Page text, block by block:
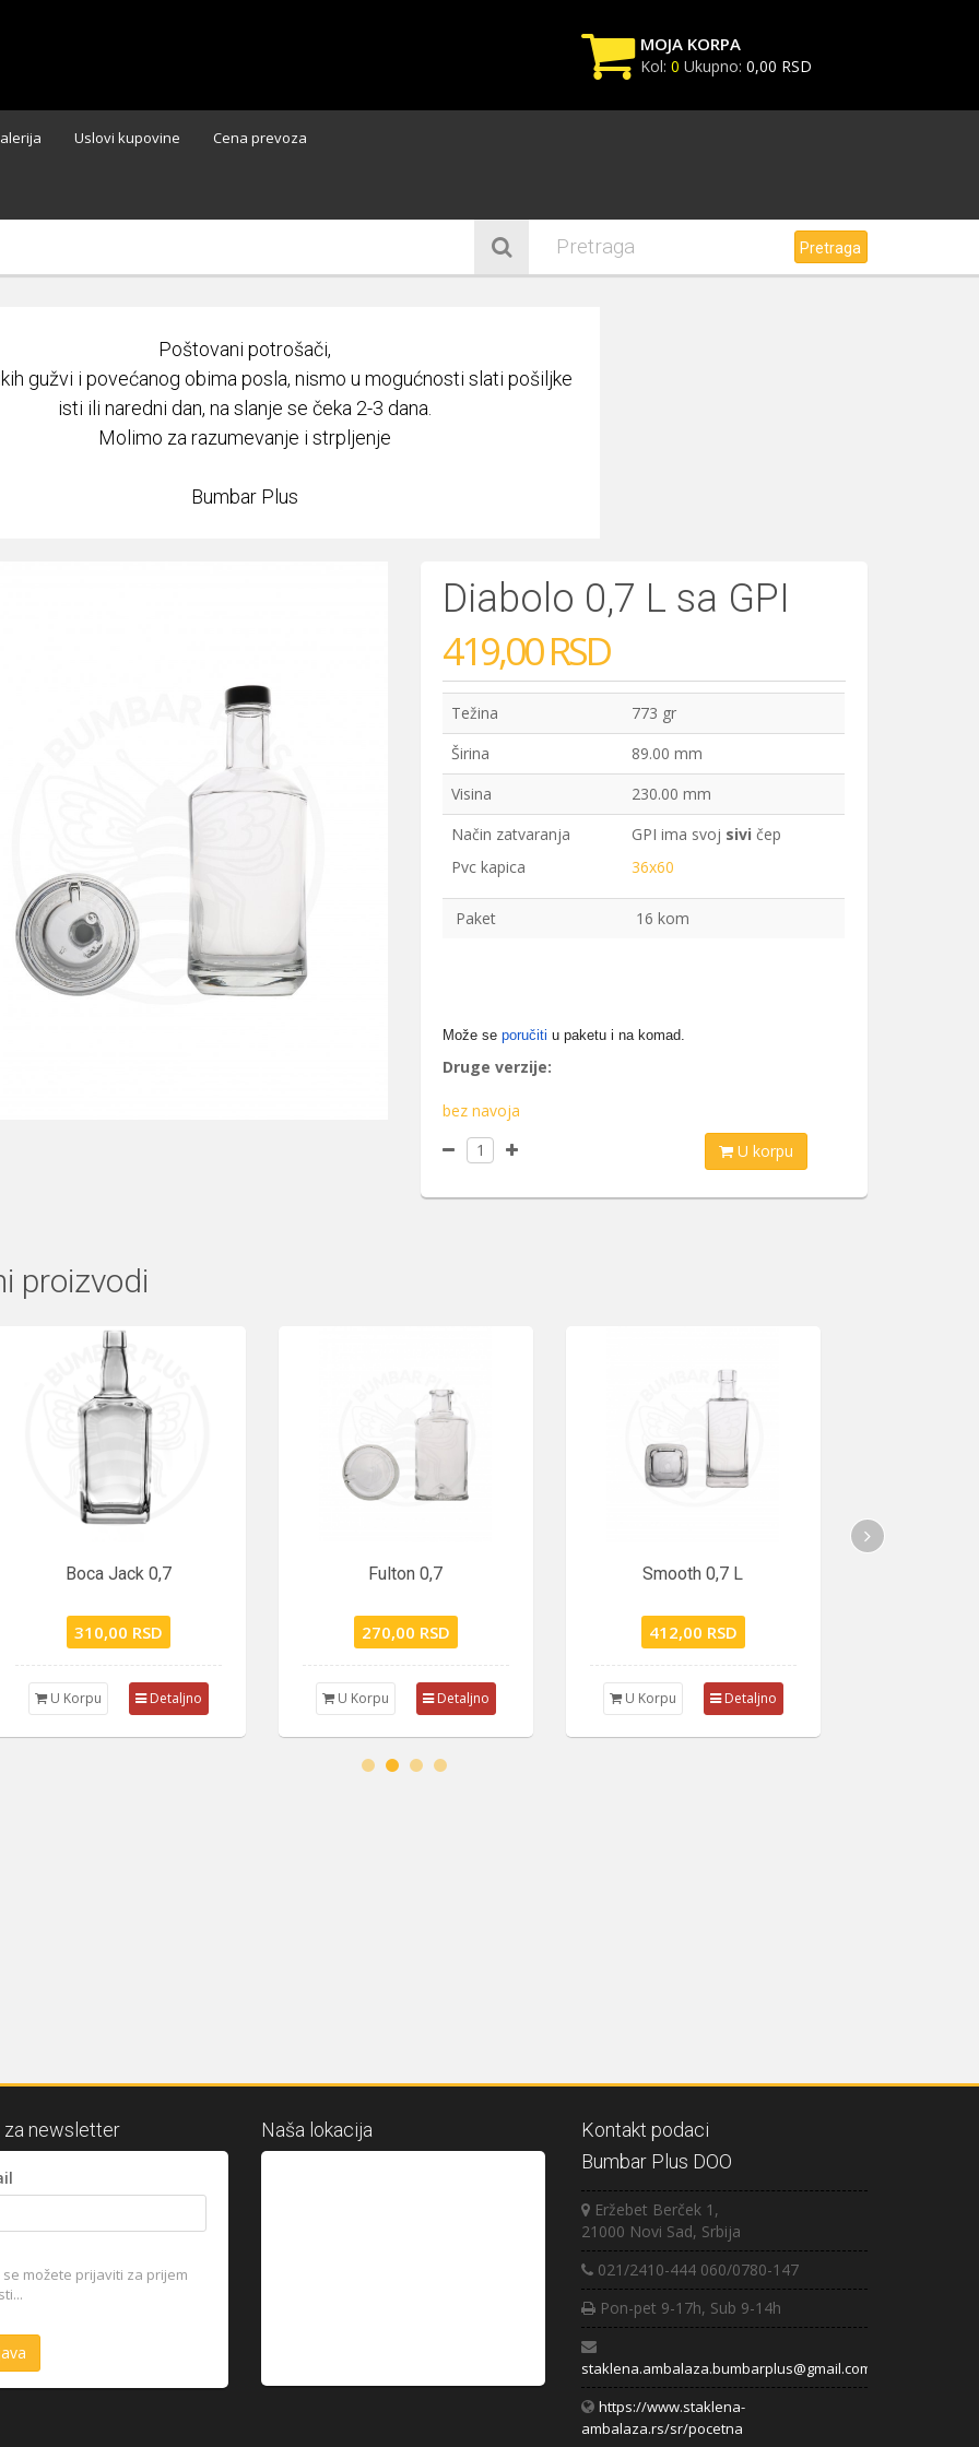
MOJA KORPA
Kol: 0 Ukupno: 0,00 RSD
Vaša korpa je trenutno
Uslovi kupovine Cena prevoza
Pretraga
Poštovani potrošači,
gužvi i povećanog obima posla, nismo u mogućnosti slati pošiljke
isti ili naredni dan, na slanje se čeka 2-3 dana.
Molimo za razumevanje i strpljenje
Bumbar Plus
Diabolo 0,7 L sa GPI
419,00 RSD
Težina
773 gr
Širina
89.00 mm
Visina
230.00 mm
Način zatvaranja
Pvc kapica
GPI ima svoj sivi čep
36x60
Paket 16 kom
Može se poručiti u paketu i na komad.
Druge verzije:
bez navoja
U korpu
proizvodi
Detaljno U Korpu Detaljno U Korpu Detaljno
za newsletter
se možete prijaviti za prijem
Naša lokacija
Kontakt podaci
Bumbar Plus DOO
Eržebet Berček 1,
21000 Novi Sad, Srbija
021/2410-444 060/0780-147
Pon-pet 9-17h, Sub 9-14h
staklena.ambalaza.bumbarplus@gmail.com
https://www.staklena-
ambalaza.rs/sr/pocetna